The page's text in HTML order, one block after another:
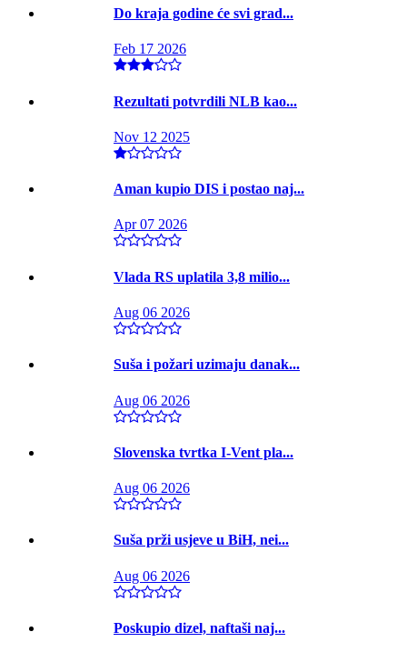
Do kraja godine će svi grad...
Feb 17 2026
Rezultati potvrdili NLB kao...
Nov 12 2025
Aman kupio DIS i postao naj...
Apr 07 2026
Vlada RS uplatila 3,8 milio...
Aug 06 2026
Suša i požari uzimaju danak...
Aug 06 2026
Slovenska tvrtka I-Vent pla...
Aug 06 2026
Suša prži usjeve u BiH, nei...
Aug 06 2026
Poskupio dizel, naftaši naj...